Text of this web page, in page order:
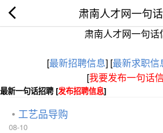
肃南人才网一句
肃南人才网一句话
[最新招聘信息] [最新求职信
[我要发布一句话
最新一句话招聘 [发布招聘信息]
工艺品导购
08-10